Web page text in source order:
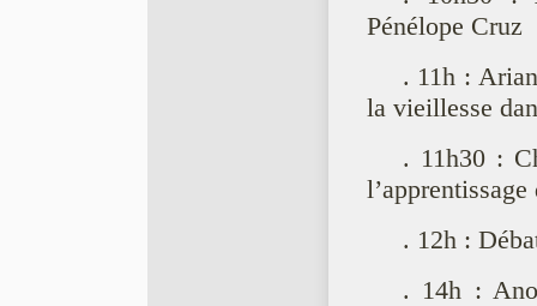
Pénélope Cruz
. 11h :
la vieillesse
. 11h30 :
. 12h :
. 14h :